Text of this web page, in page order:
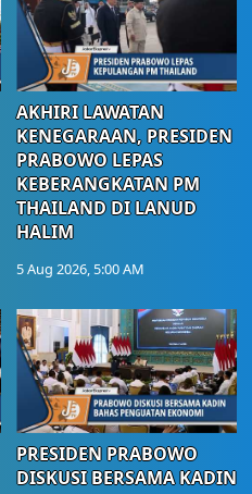
AKHIRI LAWATAN
KENEGARAAN, PRESIDEN
PRABOWO LEPAS
KEBERANGKATAN PM
THAILAND DI LANUD
HALIM
5 Aug 2026, 5:00 AM
PRESIDEN PRABOWO
DISKUSI BERSAMA KADIN